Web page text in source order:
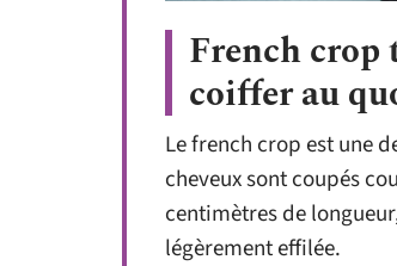
French crop
coiffer au
Le french crop est une
cheveux sont coupés
centimètres de
légèrement effilée.